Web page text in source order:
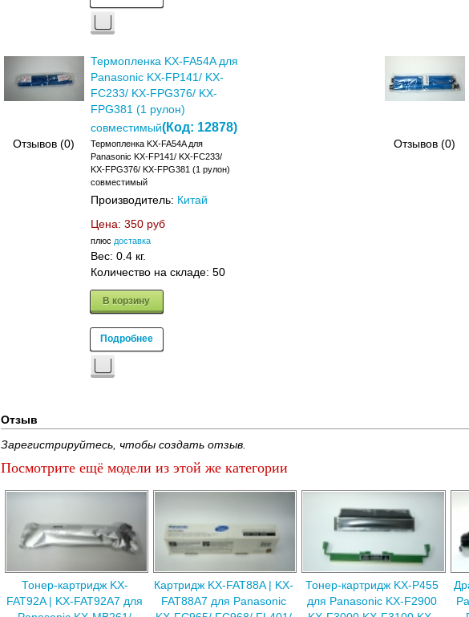
Отзывов (0)
Термопленка KX-FA54A для
Panasonic KX-FP141/ KX-
FC233/ KX-FPG376/ KX-
FPG381 (1 рулон)
совместимый(Код: 12878)
Термопленка KX-FA54A для
Panasonic KX-FP141/ KX-FC233/
KX-FPG376/ KX-FPG381 (1 рулон)
совместимый
Производитель: Китай
Цена: 350 руб
плюс доставка
Вес: 0.4 кг.
Количество на складе: 50
В корзину
Подробнее
Отзывов (0)
Отзыв
Зарегистрируйтесь, чтобы создать отзыв.
Посмотрите ещё модели из этой же категории
Тонер-картридж KX-
FAT92A | KX-FAT92A7 для
Картридж KX-FAT88A | KX-
FAT88A7 для Panasonic
Тонер-картридж KX-P455
для Panasonic KX-F2900